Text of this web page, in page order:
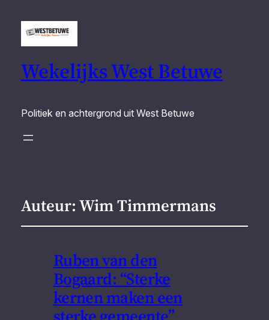
Wekelijks West Betuwe
Politiek en achtergrond uit West Betuwe
Auteur:Wim Timmermans
Ruben van den
Bogaard: “Sterke
kernen maken een